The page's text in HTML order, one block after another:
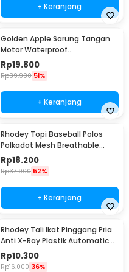
+ Keranjang
Golden Apple Sarung Tangan
Motor Waterproof
Touchscreen Kulit Sintetis Pria
- 9070
Rp19.800
Rp39.900 51%
+ Keranjang
Rhodey Topi Baseball Polos
Polkadot Mesh Breathable
Katun Poliester - MZ237
Rp18.200
Rp37.900 52%
+ Keranjang
Rhodey Tali Ikat Pinggang Pria
Anti X-Ray Plastik Automatic
Buckle - 899
Rp10.300
Rp16.000 36%